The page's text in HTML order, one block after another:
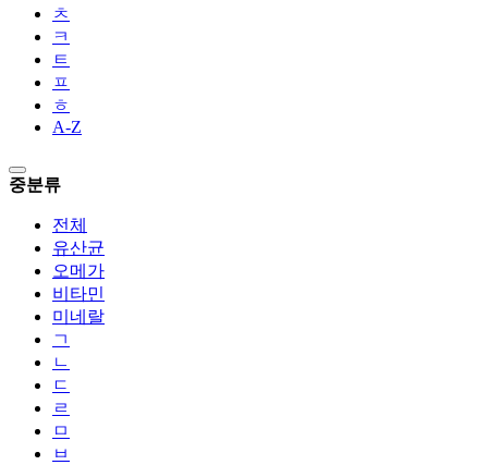
ㅊ
ㅋ
ㅌ
ㅍ
ㅎ
A-Z
중분류
전체
유산균
오메가
비타민
미네랄
ㄱ
ㄴ
ㄷ
ㄹ
ㅁ
ㅂ